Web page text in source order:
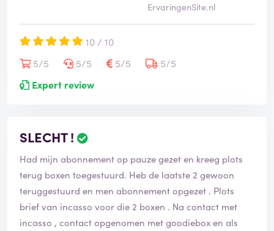
ErvaringenSite.nl
10 / 10
5/5
5/5 5/5
5/5
Expert review
SLECHT !
Had mijn abonnement op pauze gezet en kreeg plots
terug boxen toegestuurd. Heb de laatste 2 gewoon
teruggestuurd en men abonnement opgezet . Plots
brief van incasso voor die 2 boxen . Na contact met
incasso , contact opgenomen met goodiebox en als